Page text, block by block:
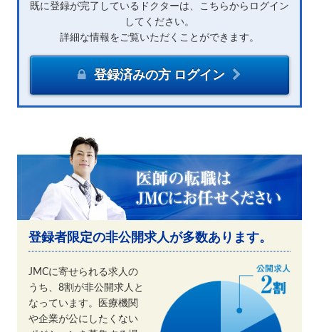
既に登録が完了しているドクターは、こちらからログイン
してください。
詳細な情報をご覧いただくことができます。
登録済みの方 ログイン
登録者限定の非公開求人が多数あります。
JMCに寄せられる求人の
うち、8割が非公開求人と
なっています。医療機関
や企業が公にしたくない